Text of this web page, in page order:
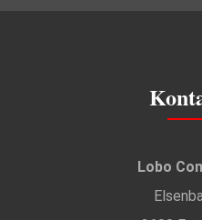
Lobo